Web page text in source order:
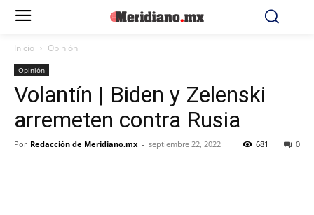
Inicio Opinión
Opinión
Volantín | Biden y Zelenski
arremeten contra Rusia
Por Redacción de Meridiano.mx - septiembre 22, 2022 0
681